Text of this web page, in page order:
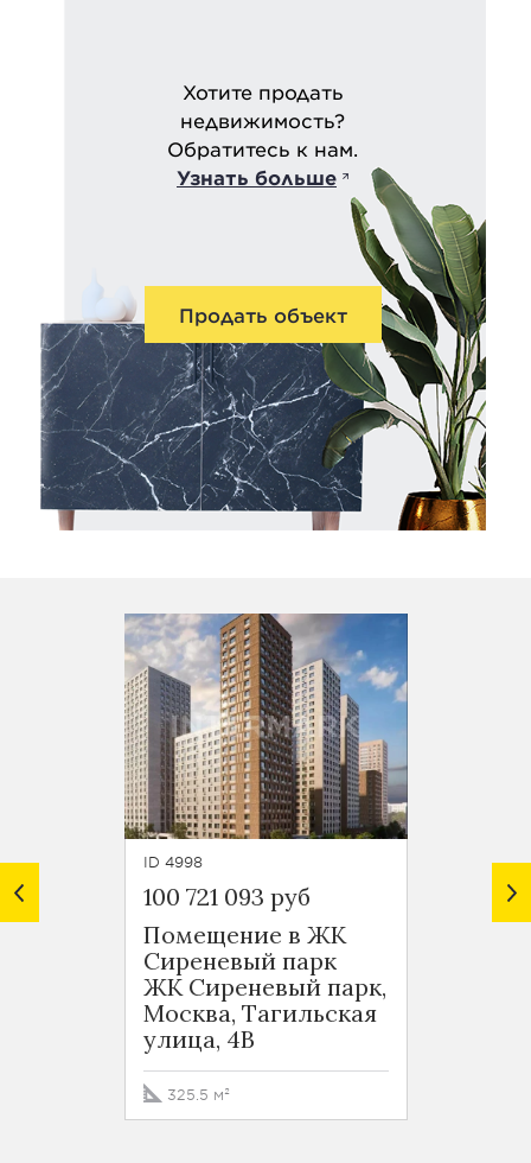
Хотите продать
недвижимость?
Обратитесь к нам.
Узнать больше
Продать объект
ID 4998
100 721 093 руб
Помещение в ЖК
Сиреневый парк
ЖК Сиреневый парк,
Москва, Тагильская
улица, 4В
325.5 м²
ID 5837
99